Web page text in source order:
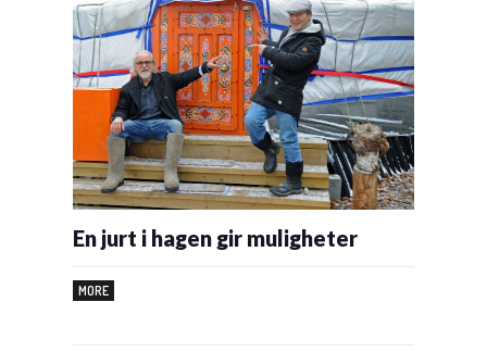
En jurt i hagen gir muligheter
MORE